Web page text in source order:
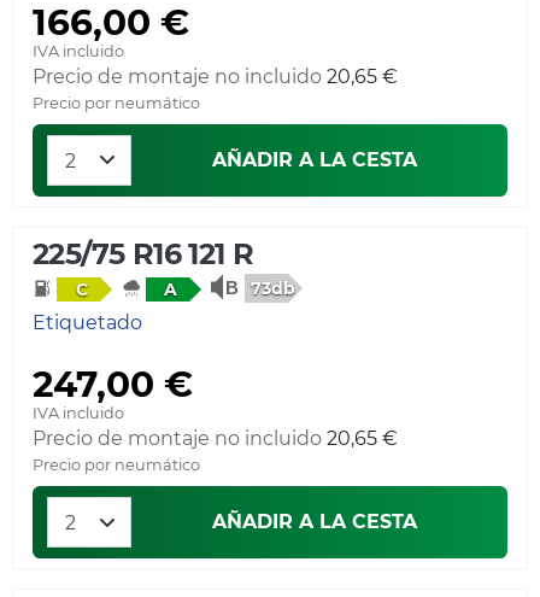
166,00 €
IVA incluido
Precio de montaje no incluido 20,65 €
Precio por neumático
AÑADIR A LA CESTA
225/75 R16 121 R
C A 73db
Etiquetado
247,00 €
IVA incluido
Precio de montaje no incluido 20,65 €
Precio por neumático
AÑADIR A LA CESTA